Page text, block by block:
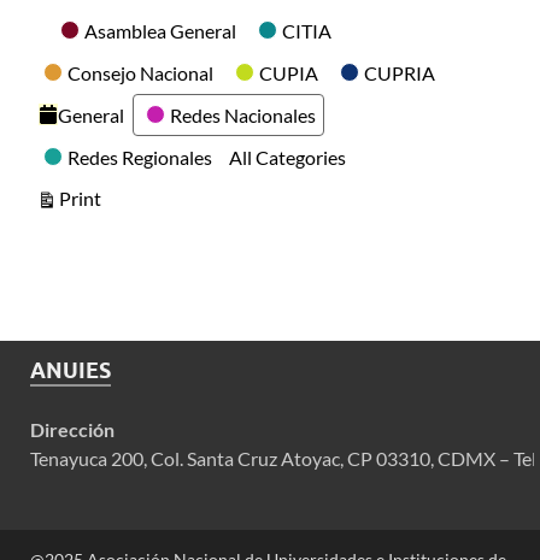
CategoriesAsamblea General
CITIA
Consejo Nacional
CUPIA
CUPRIA
General
Redes Nacionales
Redes Regionales
All Categories
PrintView
ANUIES
Dirección
Tenayuca 200, Col. Santa Cruz Atoyac, CP 03310, CDMX –